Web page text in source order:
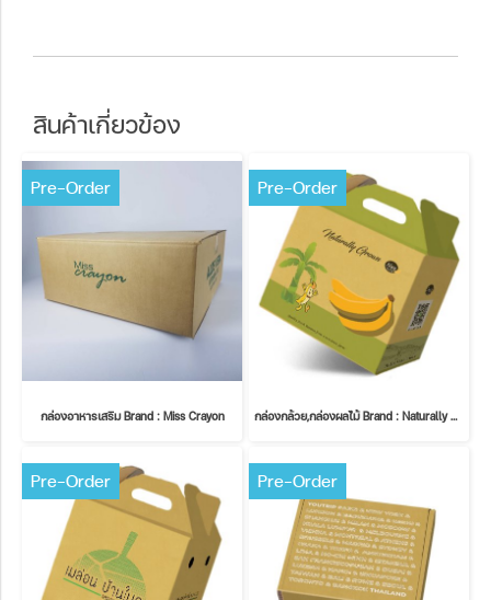
สินค้าเกี่ยวข้อง
Pre-Order
กล่องอาหารเสริม Brand : Miss Crayon
Pre-Order
กล่องกล้วย,กล่องผลไม้ Brand : Naturally Grown
Pre-Order Pre-Order